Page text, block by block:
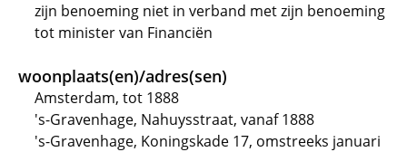
zijn benoeming niet in verband met zijn benoeming
tot minister van Financiën
woonplaats(en)/adres(sen)
Amsterdam, tot 1888
's-Gravenhage, Nahuysstraat, vanaf 1888
's-Gravenhage, Koningskade 17, omstreeks januari